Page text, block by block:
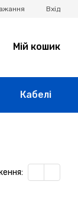
Вхід
Мій кошик
Кабелі